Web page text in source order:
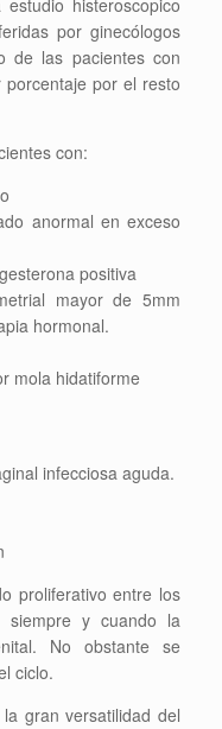
histeroscopico
por ginecólogos
de las pacientes con
por el resto
con:
anormal en exceso
positiva
mayor de 5mm
hormonal.
mola hidatiforme
infecciosa aguda.
proliferativo entre los
y cuando la
No obstante se
ciclo.
gran versatilidad del